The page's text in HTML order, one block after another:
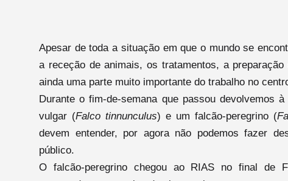
Apesar de toda a situação em que o mundo se
a receção de animais, os tratamentos, a
ainda uma parte muito importante do trabalho no
Durante o fim-de-semana que passou devolvemos
vulgar (Falco tinnunculus) e um falcão-peregrino (
devem entender, por agora não podemos fazer
público.
O falcão-peregrino chegou ao RIAS no final de